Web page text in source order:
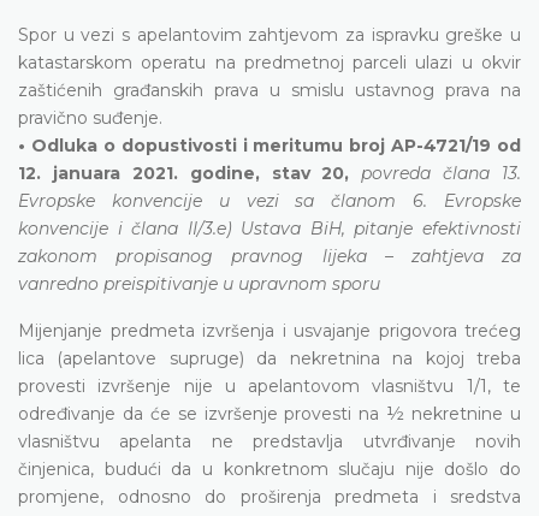
Spor u vezi s apelantovim zahtjevom za ispravku greške u
katastarskom operatu na predmetnoj parceli ulazi u okvir
zaštićenih građanskih prava u smislu ustavnog prava na
pravično suđenje.
• Odluka o dopustivosti i meritumu broj AP-4721/19 od
12. januara 2021. godine, stav 20,povreda člana 13.
Evropske konvencije u vezi sa članom 6. Evropske
konvencije i člana II/3.e) Ustava BiH, pitanje efektivnosti
zakonom propisanog pravnog lijeka – zahtjeva za
vanredno preispitivanje u upravnom sporu
Mijenjanje predmeta izvršenja i usvajanje prigovora trećeg
lica (apelantove supruge) da nekretnina na kojoj treba
provesti izvršenje nije u apelantovom vlasništvu 1/1, te
određivanje da će se izvršenje provesti na ½ nekretnine u
vlasništvu apelanta ne predstavlja utvrđivanje novih
činjenica, budući da u konkretnom slučaju nije došlo do
promjene, odnosno do proširenja predmeta i sredstva